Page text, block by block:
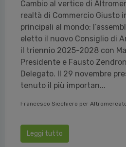
Cambio al vertice di
realtà di Commercio Giusto
principali al mondo:
eletto il nuovo Consiglio di
il triennio 2025-2028 con
Presidente e Fausto
Delegato. Il 29 novembre
tenuto il più importan...
Francesco Sicchiero per
Leggi tutto